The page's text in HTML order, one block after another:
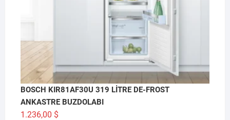
BOSCH KIR81AF30U 319 LİTRE DE-FROST
ANKASTRE BUZDOLABI
1.236,00 $